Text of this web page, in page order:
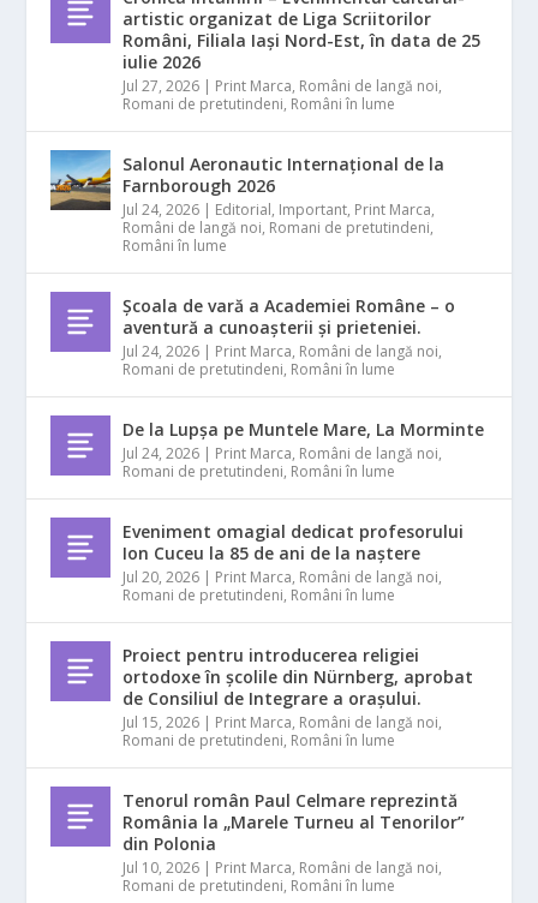
artistic organizat de Liga Scriitorilor
Români, Filiala Iași Nord-Est, în data de 25
iulie 2026
Jul 27, 2026 | Print Marca, Români de langă noi,
Romani de pretutindeni, Români în lume
Salonul Aeronautic Internațional de la
Farnborough 2026
Jul 24, 2026 | Editorial, Important, Print Marca,
Români de langă noi, Romani de pretutindeni,
Români în lume
Școala de vară a Academiei Române – o
aventură a cunoașterii și prieteniei.
Jul 24, 2026 | Print Marca, Români de langă noi,
Romani de pretutindeni, Români în lume
De la Lupșa pe Muntele Mare, La Morminte
Jul 24, 2026 | Print Marca, Români de langă noi,
Romani de pretutindeni, Români în lume
Eveniment omagial dedicat profesorului
Ion Cuceu la 85 de ani de la naștere
Jul 20, 2026 | Print Marca, Români de langă noi,
Romani de pretutindeni, Români în lume
Proiect pentru introducerea religiei
ortodoxe în școlile din Nürnberg, aprobat
de Consiliul de Integrare a orașului.
Jul 15, 2026 | Print Marca, Români de langă noi,
Romani de pretutindeni, Români în lume
Tenorul român Paul Celmare reprezintă
România la „Marele Turneu al Tenorilor”
din Polonia
Jul 10, 2026 | Print Marca, Români de langă noi,
Romani de pretutindeni, Români în lume